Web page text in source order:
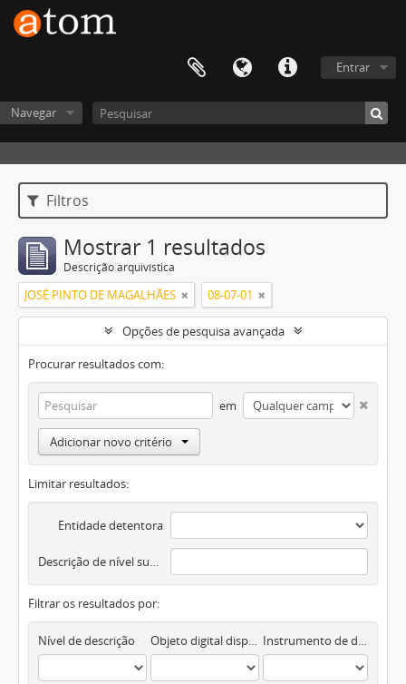
Entrar
Navegar
Filtros
Mostrar 1 resultados
Descrição arquivística
JOSÉ PINTO DE MAGALHÃES 08-07-01
Opções de pesquisa avançada
Procurar resultados com:
em
Adicionar novo critério
Limitar resultados:
Entidade detentora
Descrição de nível superior
Filtrar os resultados por:
Nível de descrição Objeto digital disponível Instrumento de descrição documental